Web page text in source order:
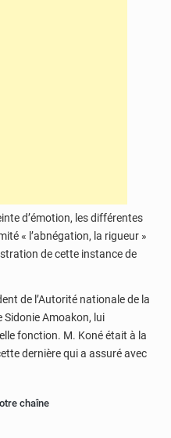
d’émotion, les différentes
« l’abnégation, la rigueur »
de cette instance de
de l’Autorité nationale de la
Sidonie Amoakon, lui
fonction. M. Koné était à la
dernière qui a assuré avec
chaîne